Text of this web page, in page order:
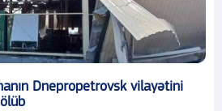
Dnepropetrovsk vilayətini